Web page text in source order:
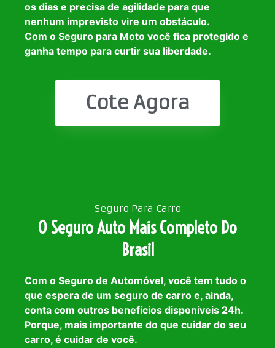
os dias e precisa de agilidade para que
nenhum imprevisto vire um obstáculo.
Com o Seguro para Moto você fica protegido e
ganha tempo para curtir sua liberdade.
Cote Agora
Seguro Para Carro
O Seguro Auto Mais Completo Do
Brasil
Com o Seguro de Automóvel, você tem tudo o
que espera de um seguro de carro e, ainda,
conta com outros benefícios disponíveis 24h.
Porque, mais importante do que cuidar do seu
carro, é cuidar de você.